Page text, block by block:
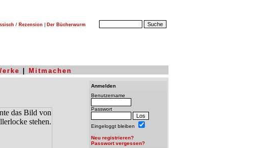
/ Rezension Der Bücherwurm
Mitmachen
Anmelden
Benutzername
Passwort
Eingeloggt bleiben
Neu registrieren?
Passwort vergessen?